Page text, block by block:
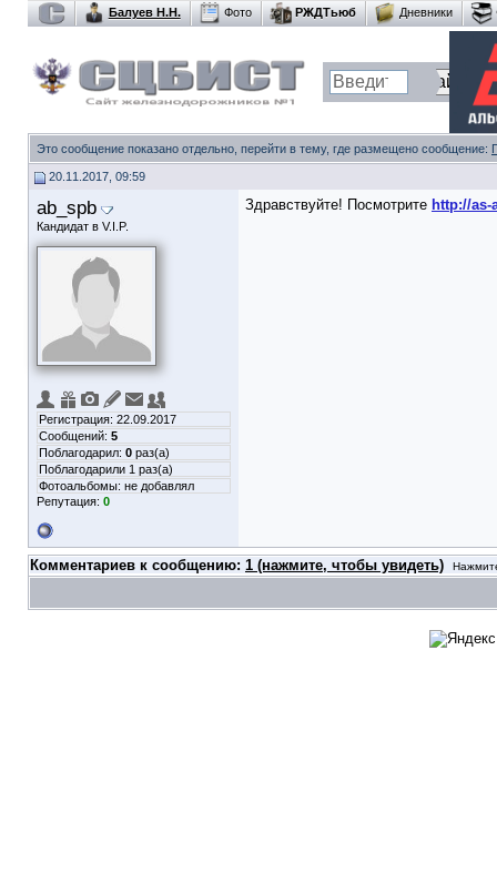
Балуев Н.Н. Фото РЖДТьюб Дневники
Это сообщение показано отдельно, перейти в тему, где размещено сообщение:
20.11.2017, 09:59
ab_spb
Кандидат в V.I.P.
Регистрация: 22.09.2017
Сообщений: 5
Поблагодарил: 0 раз(а)
Поблагодарили 1 раз(а)
Фотоальбомы: не добавлял
Репутация: 0
Здравствуйте! Посмотрите http://
Комментариев к сообщению: 1 (нажмите, чтобы увидеть)